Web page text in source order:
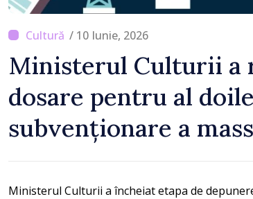
/ 10 Iunie, 2026
Ministerul Culturii a
dosare pentru al
subvenționare a
Ministerul Culturii a încheiat etapa de